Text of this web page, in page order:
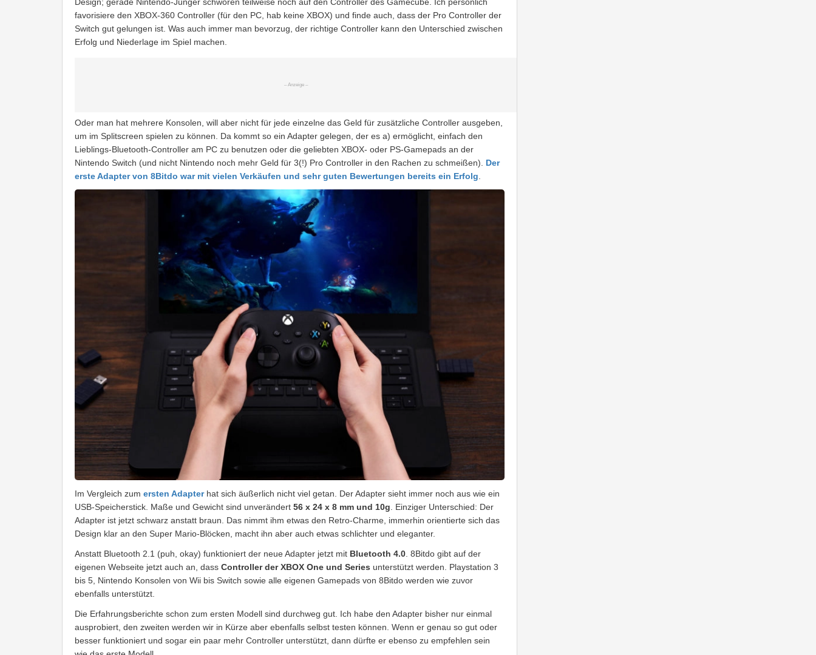
favorisiere den XBOX-360 Controller (für den PC, hab keine XBOX) und finde auch, dass der Pro Controller der
Switch gut gelungen ist. Was auch immer man bevorzug, der richtige Controller kann den Unterschied zwischen
Erfolg und Niederlage im Spiel machen.
Oder man hat mehrere Konsolen, will aber nicht für jede einzelne das Geld für zusätzliche Controller ausgeben,
um im Splitscreen spielen zu können. Da kommt so ein Adapter gelegen, der es a) ermöglicht, einfach den
Lieblings-Bluetooth-Controller am PC zu benutzen oder die geliebten XBOX- oder PS-Gamepads an der
Nintendo Switch (und nicht Nintendo noch mehr Geld für 3(!) Pro Controller in den Rachen zu schmeißen). Der
erste Adapter von 8Bitdo war mit vielen Verkäufen und sehr guten Bewertungen bereits ein Erfolg
Im Vergleich zum ersten Adapterhat sich äußerlich nicht viel getan. Der Adapter sieht immer noch aus wie ein
USB-Speicherstick. Maße und Gewicht sind unverändert 56 x 24 x 8 mm und 10g . Einziger Unterschied: Der
Adapter ist jetzt schwarz anstatt braun. Das nimmt ihm etwas den Retro-Charme, immerhin orientierte sich das
Design klar an den Super Mario-Blöcken, macht ihn aber auch etwas schlichter und eleganter.
Anstatt Bluetooth 2.1 (puh, okay) funktioniert der neue Adapter jetzt mit Bluetooth 4.0 . 8Bitdo gibt auf der
eigenen Webseite jetzt auch an, dass Controller der XBOX One und Series unterstützt werden. Playstation 3
bis 5, Nintendo Konsolen von Wii bis Switch sowie alle eigenen Gamepads von 8Bitdo werden wie zuvor
ebenfalls unterstützt.
Die Erfahrungsberichte schon zum ersten Modell sind durchweg gut. Ich habe den Adapter bisher nur einmal
ausprobiert, den zweiten werden wir in Kürze aber ebenfalls selbst testen können. Wenn er genau so gut oder
besser funktioniert und sogar ein paar mehr Controller unterstützt, dann dürfte er ebenso zu empfehlen sein